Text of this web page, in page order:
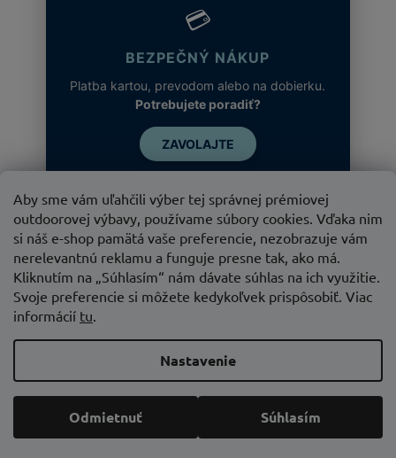
Aby sme vám uľahčili výber tej správnej prémiovej
outdoorovej výbavy, používame súbory cookies. Vďaka nim
si náš e-shop pamätá vaše preferencie, nezobrazuje vám
nerelevantnú reklamu a funguje presne tak, ako má.
Kliknutím na „Súhlasím“ nám dávate súhlas na ich využitie.
Svoje preferencie si môžete kedykoľvek prispôsobiť. Viac
informácií tu.
Nastavenie
Odmietnuť Súhlasím
💳
BEZPEČNÝ NÁKUP
Platba kartou, prevodom alebo na dobierku.
Potrebujete poradiť?
ZAVOLAJTE
Copyright 2026SUPER SPORT. Všetky práva vyhradené.
Upraviť nastavenie cookies